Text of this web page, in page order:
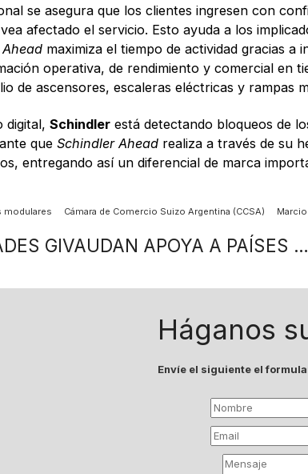
se asegura que los clientes ingresen con
afectado el servicio. Esto ayuda a los
maximiza el tiempo de actividad gracias
operativa, de rendimiento y comercial en
de ascensores, escaleras eléctricas y rampas
digital, Schindler está detectando bloqueos de
que Schindler Ahead realiza a través de su
entregando así un diferencial de marca
modulares Cámara de Comercio Suizo Argentina (CCSA)
FONDO DE COMUNIDADES GIVAUDAN APOYA A PAÍSES AFECTADOS POR EL COVID-19
Háganos
Envíe el siguiente el